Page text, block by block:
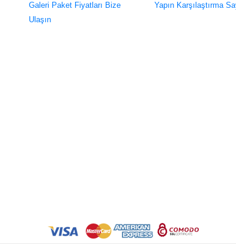
Galeri Paket Fiyatları Bize
Ulaşın
Yapın Karşılaştırma